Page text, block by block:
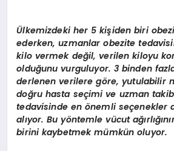
Ülkemizdeki her 5 kişiden biri
ederken, uzmanlar obezite
kilo vermek değil, verilen kiloyu
olduğunu vurguluyor. 3 binden
derlenen verilere göre, yutulabilir
doğru hasta seçimi ve uzman
tedavisinde en önemli seçenekler
alıyor. Bu yöntemle vücut
birini kaybetmek mümkün oluyor.